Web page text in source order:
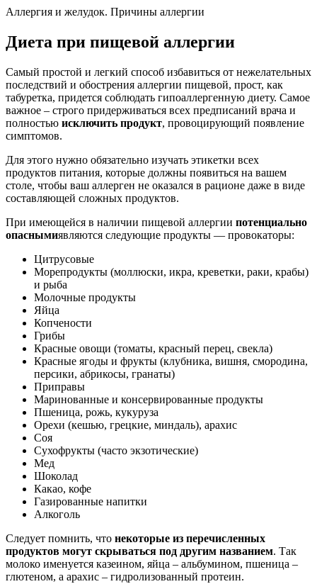
Аллергия и желудок. Причины аллергии
Диета при пищевой аллергии
Самый простой и легкий способ избавиться от нежелательных
последствий и обострения аллергии пищевой, прост, как
табуретка, придется соблюдать гипоаллергенную диету. Самое
важное – строго придерживаться всех предписаний врача и
полностью исключить продукт, провоцирующий появление
симптомов.
Для этого нужно обязательно изучать этикетки всех
продуктов питания, которые должны появиться на вашем
столе, чтобы ваш аллерген не оказался в рационе даже в виде
составляющей сложных продуктов.
При имеющейся в наличии пищевой аллергии потенциально
опаснымиявляются следующие продукты — провокаторы:
Цитрусовые
Морепродукты (моллюски, икра, креветки, раки, крабы)
и рыба
Молочные продукты
Яйца
Копчености
Грибы
Красные овощи (томаты, красный перец, свекла)
Красные ягоды и фрукты (клубника, вишня, смородина,
персики, абрикосы, гранаты)
Приправы
Маринованные и консервированные продукты
Пшеница, рожь, кукуруза
Орехи (кешью, грецкие, миндаль), арахис
Соя
Сухофрукты (часто экзотические)
Мед
Шоколад
Какао, кофе
Газированные напитки
Алкоголь
Следует помнить, что некоторые из перечисленных
продуктов могут скрываться под другим названием. Так
молоко именуется казеином, яйца – альбумином, пшеница –
глютеном, а арахис – гидролизованный протеин.